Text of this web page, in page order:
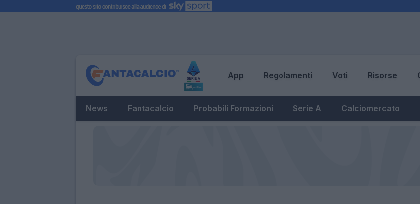
App Regolamenti Voti Risorse
News Fantacalcio Probabili Formazioni Serie A Calciomercato